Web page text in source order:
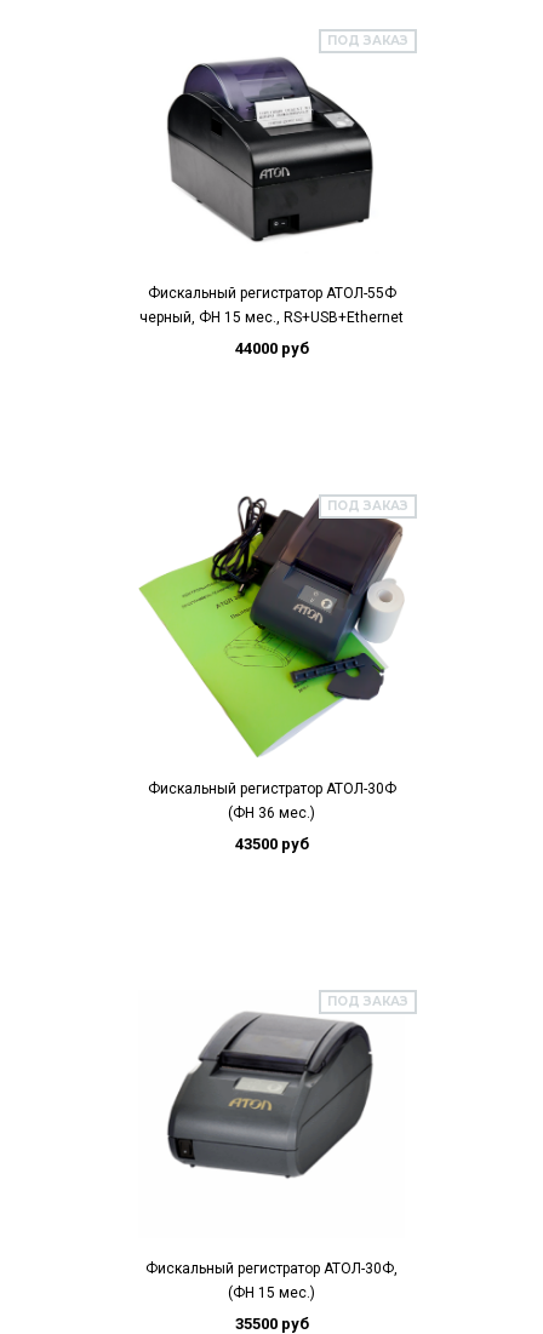
ПОД ЗАКАЗ
Фискальный регистратор АТОЛ-55Ф
черный, ФН 15 мес., RS+USB+Ethernet
44000 руб
ПОД ЗАКАЗ
Фискальный регистратор АТОЛ-30Ф
(ФН 36 мес.)
43500 руб
ПОД ЗАКАЗ
Фискальный регистратор АТОЛ-30Ф,
(ФН 15 мес.)
35500 руб